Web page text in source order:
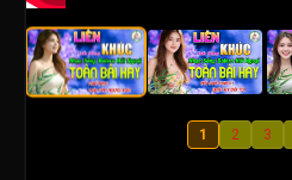
1 2 3